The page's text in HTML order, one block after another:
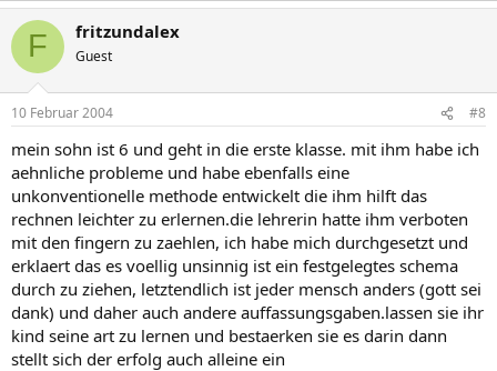
F fritzundalex
Guest
10 Februar 2004 #8
mein sohn ist 6 und geht in die erste klasse. mit ihm habe ich
aehnliche probleme und habe ebenfalls eine
unkonventionelle methode entwickelt die ihm hilft das
rechnen leichter zu erlernen.die lehrerin hatte ihm verboten
mit den fingern zu zaehlen, ich habe mich durchgesetzt und
erklaert das es voellig unsinnig ist ein festgelegtes schema
durch zu ziehen, letztendlich ist jeder mensch anders (gott sei
dank) und daher auch andere auffassungsgaben.lassen sie ihr
kind seine art zu lernen und bestaerken sie es darin dann
stellt sich der erfolg auch alleine ein